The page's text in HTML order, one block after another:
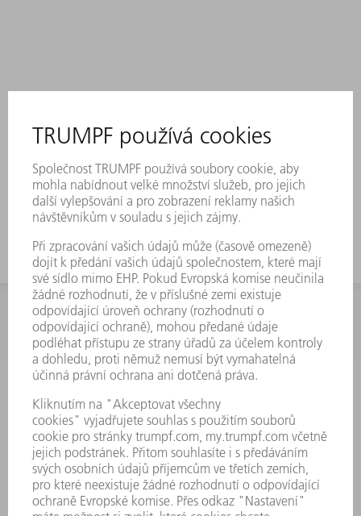
INFORMACE
Často kladené dotazy
Všeobecné obchodní podmínky
KONTAKTNÍ ÚDAJE
Náhradní díly
+420 251 106 254
Po - čt 8:00 - 17:00
Pá 8:00 - 16:00
ND@trumpf.com
KONTAKTNÍ ÚDAJE